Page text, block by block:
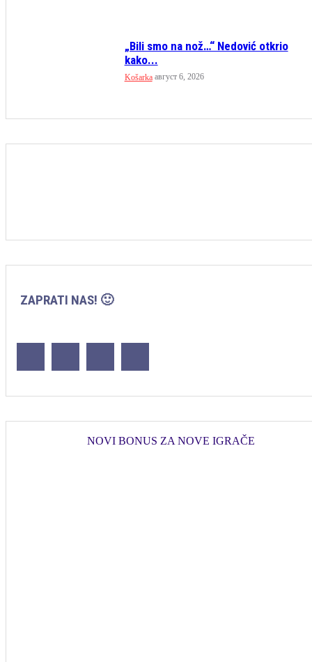
„Bili smo na nož…“ Nedović otkrio
kako...
Košarka август 6, 2026
ZAPRATI NAS! 🙂
NOVI BONUS ZA NOVE IGRAČE